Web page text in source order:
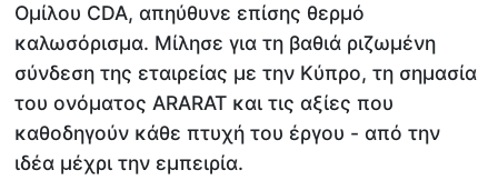
Ομίλου CDA, απηύθυνε επίσης θερμό
καλωσόρισμα. Μίλησε για τη βαθιά ριζωμένη
σύνδεση της εταιρείας με την Κύπρο, τη σημασία
του ονόματος ARARAT και τις αξίες που
καθοδηγούν κάθε πτυχή του έργου - από την
ιδέα μέχρι την εμπειρία.